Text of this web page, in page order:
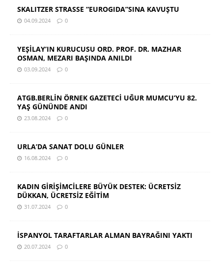
SKALITZER STRASSE “EUROGIDA”SINA KAVUŞTU
04.09.2024 0
YEŞİLAY’IN KURUCUSU ORD. PROF. DR. MAZHAR
OSMAN, MEZARI BAŞINDA ANILDI
03.09.2024 0
ATGB.BERLİN ÖRNEK GAZETECİ UĞUR MUMCU’YU 82.
YAŞ GÜNÜNDE ANDI
23.08.2024 0
URLA’DA SANAT DOLU GÜNLER
16.08.2024 0
KADIN GİRİŞİMCİLERE BÜYÜK DESTEK: ÜCRETSİZ
DÜKKAN, ÜCRETSİZ EĞİTİM
31.07.2024 0
İSPANYOL TARAFTARLAR ALMAN BAYRAĞINI YAKTI
20.07.2024 0